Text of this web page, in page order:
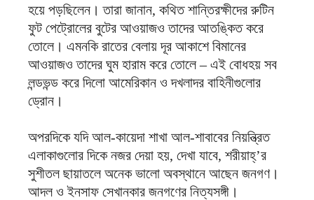
হয়ে পড়ছিলেন। তারা জানান, কথিত শান্তিরক্ষীদের রুটিন
ফুট পেট্রোলের বুটের আওয়াজও তাদের আতঙ্কিত করে
তোলে। এমনকি রাতের বেলায় দূর আকাশে বিমানের
আওয়াজও তাদের ঘুম হারাম করে তোলে – এই বোধহয় সব
লন্ডভন্ড করে দিলো আমেরিকান ও দখলাদর বাহিনীগুলোর
ড্রোন।
অপরদিকে যদি আল-কায়েদা শাখা আল-শাবাবের নিয়ন্ত্রিত
এলাকাগুলোর দিকে নজর দেয়া হয়, দেখা যাবে, শরীয়াহ্’র
সুশীতল ছায়াতলে অনেক ভালো অবস্থানে আছেন জনগণ।
আদল ও ইনসাফ সেখানকার জনগণের নিত্যসঙ্গী।